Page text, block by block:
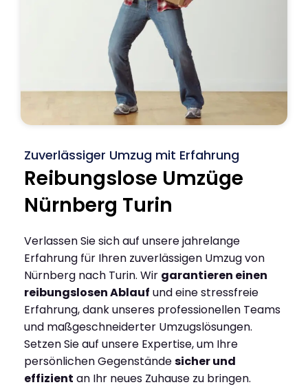
Zuverlässiger Umzug mit Erfahrung
Reibungslose Umzüge
Nürnberg Turin
Verlassen Sie sich auf unsere jahrelange
Erfahrung für Ihren zuverlässigen Umzug von
Nürnberg nach Turin. Wir garantieren einen
reibungslosen Ablauf und eine stressfreie
Erfahrung, dank unseres professionellen Teams
und maßgeschneiderter Umzugslösungen.
Setzen Sie auf unsere Expertise, um Ihre
persönlichen Gegenständesicher und
effizient an Ihr neues Zuhause zu bringen.